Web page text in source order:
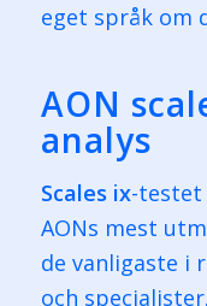
eget språk om
AON
analys
Scales ix-testet
AONs mest
de vanligaste i
och